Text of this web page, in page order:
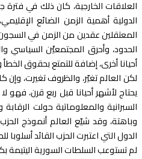
العلاقات الخارجية، كان ذلك في فترة
الدولية أهمية الزمن الضائع
المعتقلين عقدين من الزمن في
الحدود، وأحرق المجتمعيْن السياسي
أحيانا أخرى، إضافة للتمتع بحقوق
لكن العالم تغيّر، والظروف تغيرت،
يحتاج لأشهر أحيانا قبل ربع قرن، فهو
السبرانية والمعلوماتية حولت الرقابة
وباهتة، وقد شيّع العالم أنموذج
الدول التي اعتبرت الحزب القائد أسلوبا
لم تستوعب السلطات السورية اليتيمة